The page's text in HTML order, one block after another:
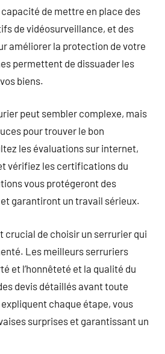
de mettre en place des
de vidéosurveillance, et des
améliorer la protection de votre
permettent de dissuader les
biens.
peut sembler complexe, mais
pour trouver le bon
les évaluations sur internet,
vérifiez les certifications du
vous protégeront des
garantiront un travail sérieux.
crucial de choisir un serrurier qui
Les meilleurs serruriers
et l’honnêteté et la qualité du
devis détaillés avant toute
chaque étape, vous
surprises et garantissant un